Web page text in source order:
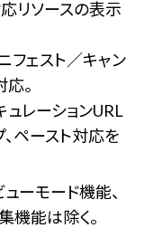
リソースの表示
フェスト／キャン
。
ュレーションURL
、ペースト対応を
ューモード機能、
機能は除く。